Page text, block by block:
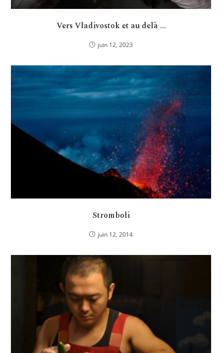
Vers Vladivostok et au delà …
juin 12, 2023
Stromboli
juin 12, 2014